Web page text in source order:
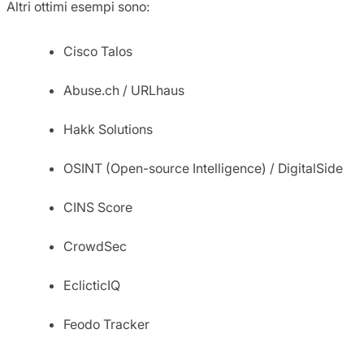
Altri ottimi esempi sono:
Cisco Talos
Abuse.ch / URLhaus
Hakk Solutions
OSINT (Open-source Intelligence) / DigitalSide
CINS Score
CrowdSec
EclicticIQ
Feodo Tracker